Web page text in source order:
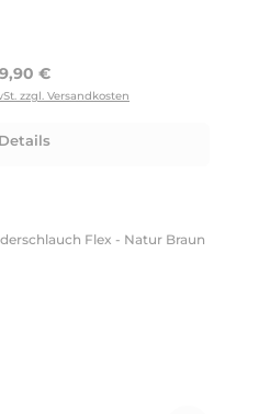
Regulärer Preis:
9,90 €
zzgl. Versandkosten
Details